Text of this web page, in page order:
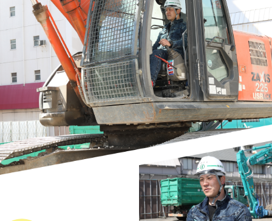
コーポレートサイト